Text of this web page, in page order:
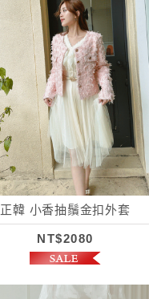
正韓 小香抽鬚金扣外套
NT$2080